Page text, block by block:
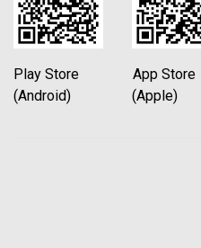
Play Store App Store
(Android) (Apple)